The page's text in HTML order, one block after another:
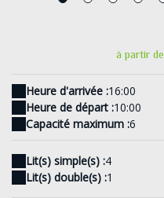
à partir de
Heure d'arrivée :16:00
Heure de départ :10:00
Capacité maximum :6
Lit(s) simple(s) :4
Lit(s) double(s) :1